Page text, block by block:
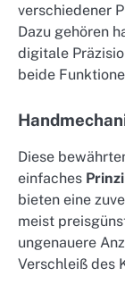
verschiedener
Dazu gehören
digitale
beide
Diese
einfaches
bieten eine
meist
ungenauere
Verschleiß des